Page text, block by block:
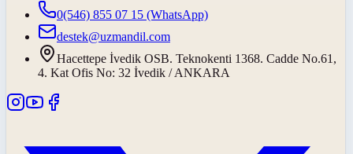
0(546) 855 07 15 (WhatsApp)
destek@uzmandil.com
Hacettepe İvedik OSB. Teknokenti 1368. Cadde No.61,
4. Kat Ofis No: 32 İvedik / ANKARA